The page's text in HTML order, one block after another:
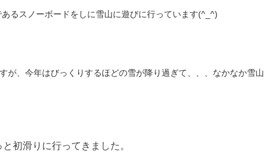
るスノーボードをしに雪山に遊びに行っています(^_^)
が、今年はびっくりするほどの雪が降り過ぎて、、、なかなか雪山
初滑りに行ってきました。